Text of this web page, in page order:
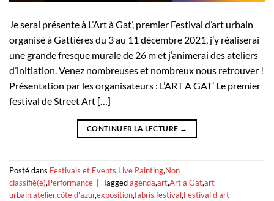
Je serai présente à L’Art à Gat’, premier Festival d’art urbain
organisé à Gattières du 3 au 11 décembre 2021, j’y réaliserai
une grande fresque murale de 26 m et j’animerai des ateliers
d’initiation. Venez nombreuses et nombreux nous retrouver !
Présentation par les organisateurs : L’ART A GAT’ Le premier
festival de Street Art […]
CONTINUER LA LECTURE →
Posté dans Festivals et Events,Live Painting,Non
classifié(e),Performance Taggedagenda,art,Art à Gat,art
urbain,atelier,côte d'azur,exposition,fabris,festival,Festival d'art